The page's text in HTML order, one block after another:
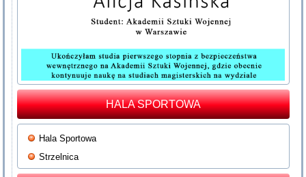
HALA SPORTOWA
Hala Sportowa
Strzelnica